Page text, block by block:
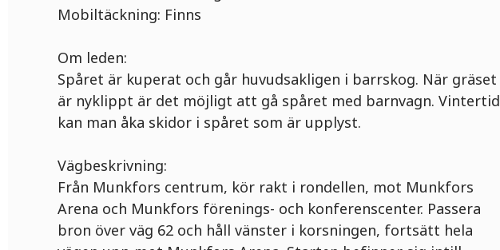
Mobiltäckning: Finns
Om leden:
Spåret är kuperat och går huvudsakligen i barrskog. När gräset
är nyklippt är det möjligt att gå spåret med barnvagn. Vintertid
kan man åka skidor i spåret som är upplyst.
Vägbeskrivning:
Från Munkfors centrum, kör rakt i rondellen, mot Munkfors
Arena och Munkfors förenings- och konferenscenter. Passera
bron över väg 62 och håll vänster i korsningen, fortsätt hela